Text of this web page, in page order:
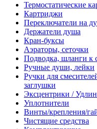
Термостатические
Картриджи
Переключатели на
Держатели душа
Кран-буксы
Аэраторы, сеточки
Подводка, шланги к
Ручные души, лейки
Ручки для
заглушки
Эксцентрики /
Уплотнители
Винты/крепления/
Чистящие средства